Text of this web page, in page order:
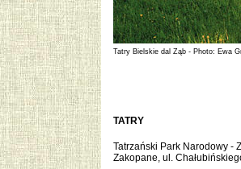
Tatry Bielskie dal Ząb - Photo: Ewa
TATRY
Tatrzański Park Narodowy -
Zakopane, ul.